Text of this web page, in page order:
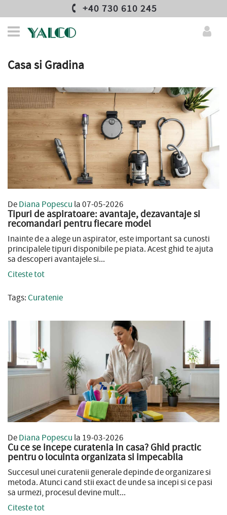
+40 730 610 245
Casa si Gradina
DeDiana Popescu la 07-05-2026
Tipuri de aspiratoare: avantaje, dezavantaje si
recomandari pentru fiecare model
Inainte de a alege un aspirator, este important sa cunosti
principalele tipuri disponibile pe piata. Acest ghid te ajuta
sa descoperi avantajele si...
Citeste tot
Tags: Curatenie
DeDiana Popescu la 19-03-2026
Cu ce se incepe curatenia in casa? Ghid practic
pentru o locuinta organizata si impecabila
Succesul unei curatenii generale depinde de organizare si
metoda. Atunci cand stii exact de unde sa incepi si ce pasi
sa urmezi, procesul devine mult...
Citeste tot